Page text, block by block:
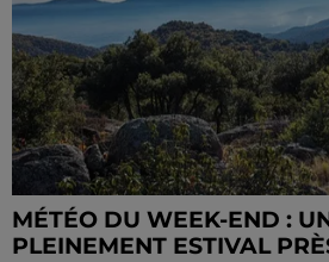
MÉTÉO DU WEEK-END :
PLEINEMENT ESTIVAL